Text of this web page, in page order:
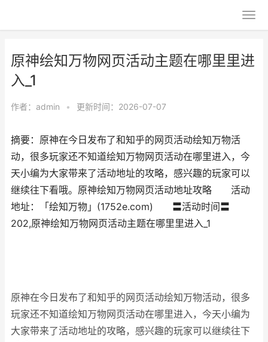
原神绘知万物网页活动主题在哪里里进
入_1
作者： admin • 更新时间：2026-07-07
摘要：原神在今日发布了和知乎的网页活动绘知万物活
动，很多玩家还不知道绘知万物网页活动在哪里进入，今
天小编为大家带来了活动地址的攻略，感兴趣的玩家可以
继续往下看哦。原神绘知万物网页活动地址攻略 活动
地址：「绘知万物」(1752e.com) 〓活动时间〓
202,原神绘知万物网页活动主题在哪里里进入_1
原神在今日发布了和知乎的网页活动绘知万物活动，很多
玩家还不知道绘知万物网页活动在哪里进入，今天小编为
大家带来了活动地址的攻略，感兴趣的玩家可以继续往下